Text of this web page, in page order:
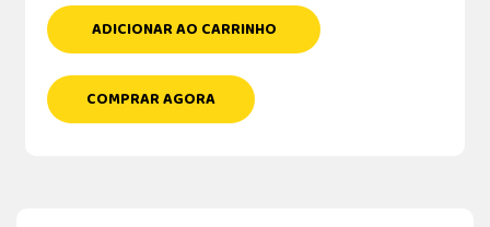
ADICIONAR AO CARRINHO
COMPRAR AGORA